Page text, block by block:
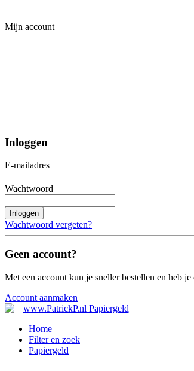
Mijn account
Inloggen
E-mailadres
Wachtwoord
Inloggen
Wachtwoord vergeten?
Geen account?
Met een account kun je sneller bestellen en heb
Account aanmaken
Home
Filter en zoek
Papiergeld